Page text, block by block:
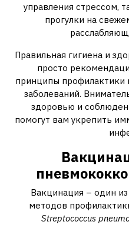
управления стрессом,
прогулки на
Правильная гигиена и
просто
принципы профилактики
заболеваний.
здоровью и
помогут вам укрепить
Вакцинация – один
методов
Streptococcus